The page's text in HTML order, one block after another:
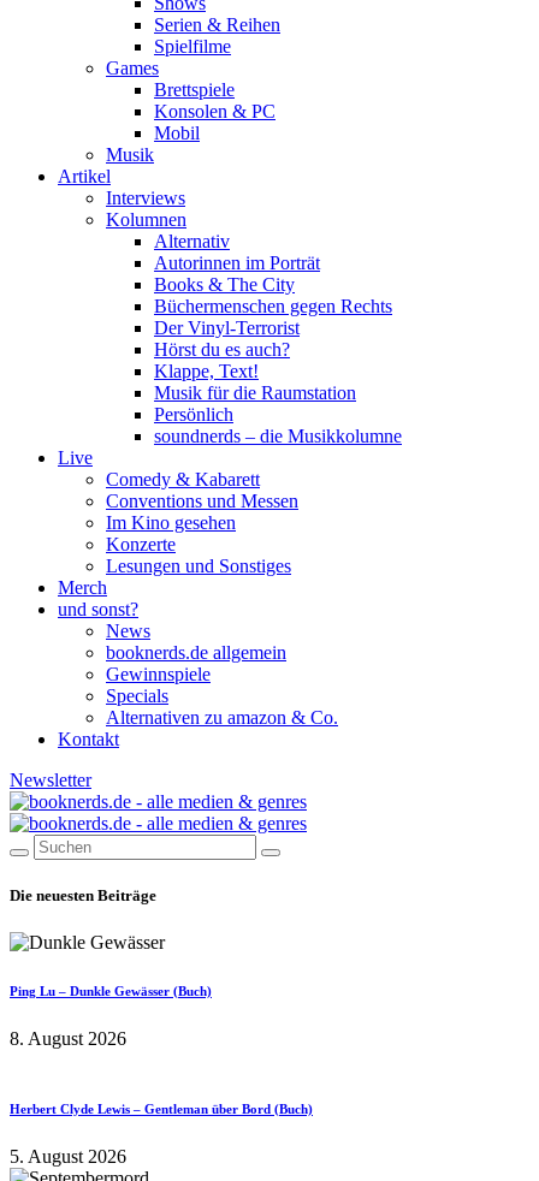
Serien & Reihen
Spielfilme
Games
Brettspiele
Konsolen & PC
Mobil
Musik
Artikel
Interviews
Kolumnen
Alternativ
Autorinnen im Porträt
Books & The City
Büchermenschen gegen Rechts
Der Vinyl-Terrorist
Hörst du es auch?
Klappe, Text!
Musik für die Raumstation
Persönlich
soundnerds – die Musikkolumne
Live
Comedy & Kabarett
Conventions und Messen
Im Kino gesehen
Konzerte
Lesungen und Sonstiges
Merch
und sonst?
News
booknerds.de allgemein
Gewinnspiele
Specials
Alternativen zu amazon & Co.
Kontakt
Newsletter
Die neuesten Beiträge
Ping Lu – Dunkle Gewässer (Buch)
8. August 2026
Herbert Clyde Lewis – Gentleman über Bord (Buch)
5. August 2026